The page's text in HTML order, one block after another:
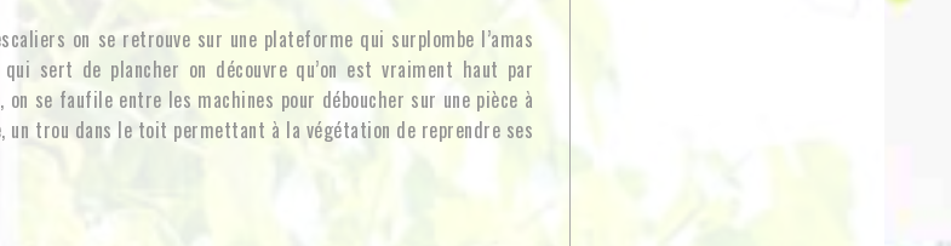
on se retrouve sur une plateforme qui surplombe l’amas
sert de plancher on découvre qu’on est vraiment haut par
se faufile entre les machines pour déboucher sur une pièce à
un trou dans le toit permettant à la végétation de reprendre ses